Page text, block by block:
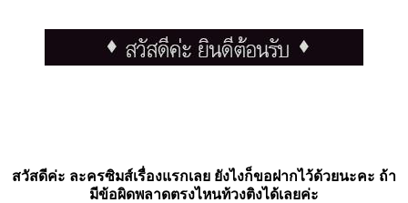
สวัสดีค่ะ ละครซิมส์เรื่องแรกเลย ยังไงก็ขอฝากไว้ด้วยนะคะ ถ้า
มีข้อผิดพลาดตรงไหนท้วงติงได้เลยค่ะ